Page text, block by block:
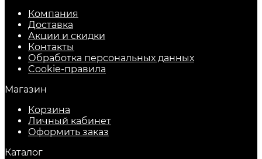
Компания
Доставка
Акции и скидки
Контакты
Обработка персональных данных
Cookie-правила
Магазин
Корзина
Личный кабинет
Оформить заказ
Каталог